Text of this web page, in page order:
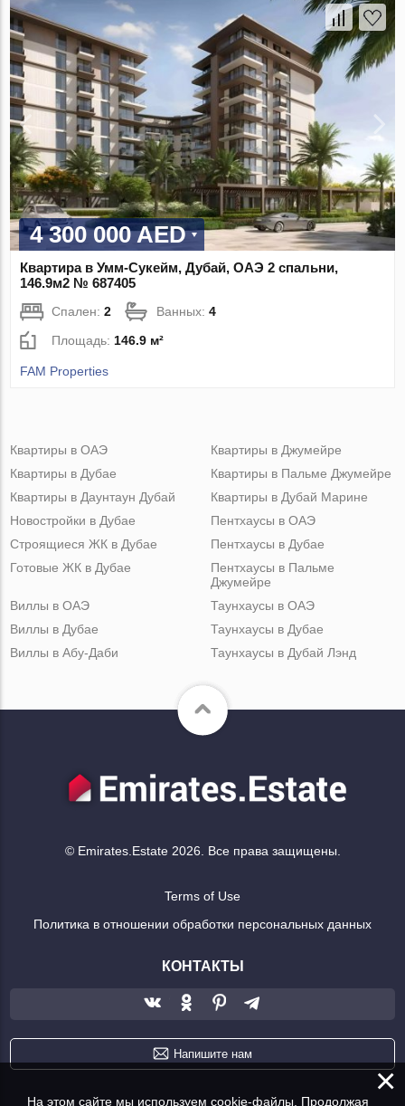
4 300 000 AED
Квартира в Умм-Сукейм, Дубай, ОАЭ 2 спальни,
146.9м2 № 687405
Спален:2 Ванных:4
Площадь:146.9 м²
FAM Properties
Квартиры в ОАЭ
Квартиры в Дубае
Квартиры в Даунтаун Дубай
Квартиры в Джумейре
Квартиры в Пальме Джумейре
Квартиры в Дубай Марине
Новостройки в Дубае
Строящиеся ЖК в Дубае
Готовые ЖК в Дубае
Пентхаусы в ОАЭ
Пентхаусы в Дубае
Пентхаусы в Пальме
Джумейре
Виллы в ОАЭ
Виллы в Дубае
Виллы в Абу-Даби
Таунхаусы в ОАЭ
Таунхаусы в Дубае
Таунхаусы в Дубай Лэнд
© Emirates.Estate 2026. Все права защищены.
Terms of Use
Политика в отношении обработки персональных данных
КОНТАКТЫ
Напишите нам
×
На этом сайте мы используем cookie-файлы. Продолжая